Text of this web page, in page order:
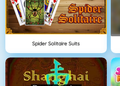
Spider Solitaire Suits